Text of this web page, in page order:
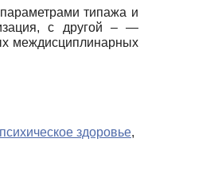
типажа и
с другой – —
междисциплинарных
психическое здоровье,